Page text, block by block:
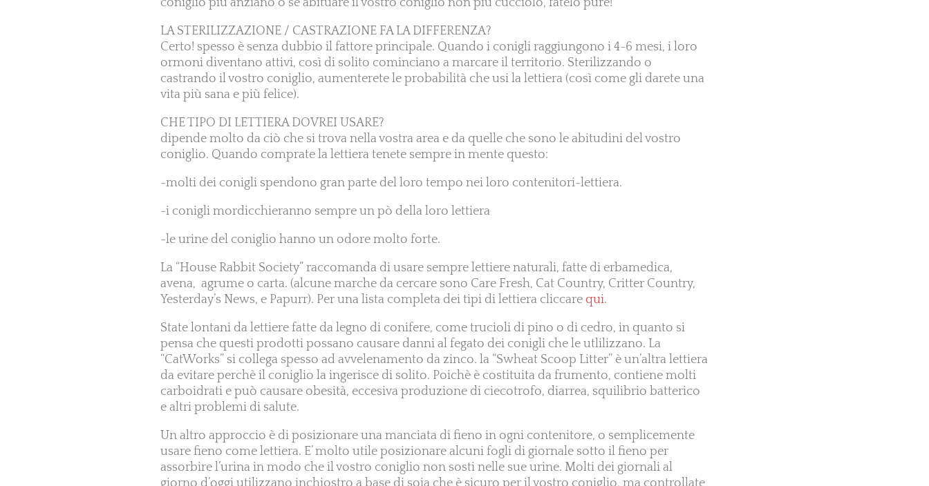
coniglio più anziano o se abituare il vostro coniglio non più cucciolo, fatelo pure!
LA STERILIZZAZIONE / CASTRAZIONE FA LA DIFFERENZA?
Certo! spesso è senza dubbio il fattore principale. Quando i conigli raggiungono i 4-6 mesi, i loro
ormoni diventano attivi, così di solito cominciano a marcare il territorio. Sterilizzando o
castrando il vostro coniglio, aumenterete le probabilità che usi la lettiera (così come gli darete una
vita più sana e più felice).
CHE TIPO DI LETTIERA DOVREI USARE?
dipende molto da ciò che si trova nella vostra area e da quelle che sono le abitudini del vostro
coniglio. Quando comprate la lettiera tenete sempre in mente questo:
-molti dei conigli spendono gran parte del loro tempo nei loro contenitori-lettiera.
-i conigli mordicchieranno sempre un pò della loro lettiera
-le urine del coniglio hanno un odore molto forte.
La “House Rabbit Society” raccomanda di usare sempre lettiere naturali, fatte di erbamedica,
avena, agrume o carta. (alcune marche da cercare sono Care Fresh, Cat Country, Critter Country,
Yesterday’s News, e Papurr). Per una lista completa dei tipi di lettiera cliccare qui.
State lontani da lettiere fatte da legno di conifere, come trucioli di pino o di cedro, in quanto si
pensa che questi prodotti possano causare danni al fegato dei conigli che le utlilizzano. La
“CatWorks” si collega spesso ad avvelenamento da zinco. la “Swheat Scoop Litter” è un’altra lettiera
da evitare perchè il coniglio la ingerisce di solito. Poichè è costituita da frumento, contiene molti
carboidrati e può causare obesità, eccesiva produzione di ciecotrofo, diarrea, squilibrio batterico
e altri problemi di salute.
Un altro approccio è di posizionare una manciata di fieno in ogni contenitore, o semplicemente
usare fieno come lettiera. E’ molto utile posizionare alcuni fogli di giornale sotto il fieno per
assorbire l’urina in modo che il vostro coniglio non sosti nelle sue urine. Molti dei giornali al